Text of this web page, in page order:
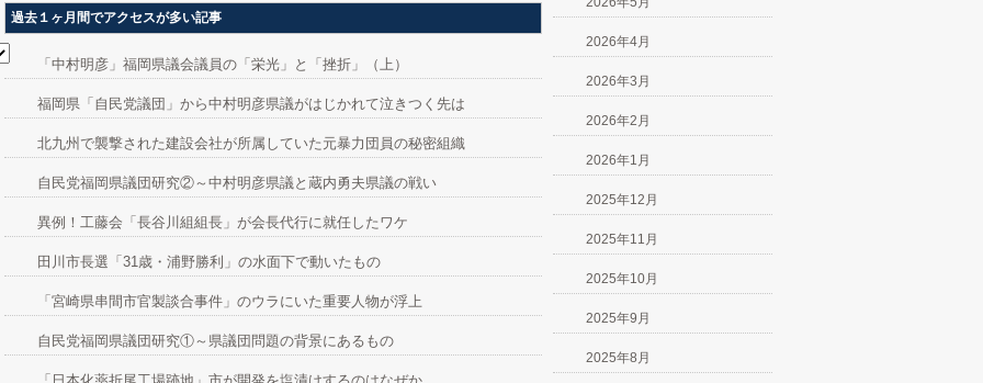
過去１ヶ月間でアクセスが多い記事
「中村明彦」福岡県議会議員の「栄光」と「挫折」（上）
福岡県「自民党議団」から中村明彦県議がはじかれて泣きつく先は
北九州で襲撃された建設会社が所属していた元暴力団員の秘密組織
自民党福岡県議団研究②～中村明彦県議と蔵内勇夫県議の戦い
異例！工藤会「長谷川組組長」が会長代行に就任したワケ
田川市長選「31歳・浦野勝利」の水面下で動いたもの
「宮崎県串間市官製談合事件」のウラにいた重要人物が浮上
自民党福岡県議団研究①～県議団問題の背景にあるもの
2026年4月
2026年3月
2026年2月
2026年1月
2025年12月
2025年11月
2025年10月
2025年9月
2025年8月